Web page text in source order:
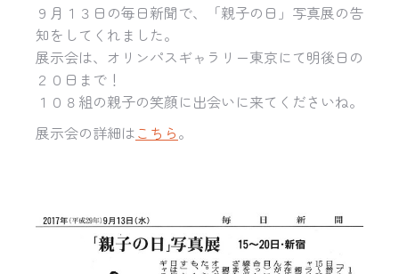
９月１３日の毎日新聞で、「親子の日」写真展の告
知をしてくれました。
展示会は、オリンパスギャラリー東京にて明後日の
２０日まで！
１０８組の親子の笑顔に出会いに来てくださいね。
展示会の詳細はこちら。